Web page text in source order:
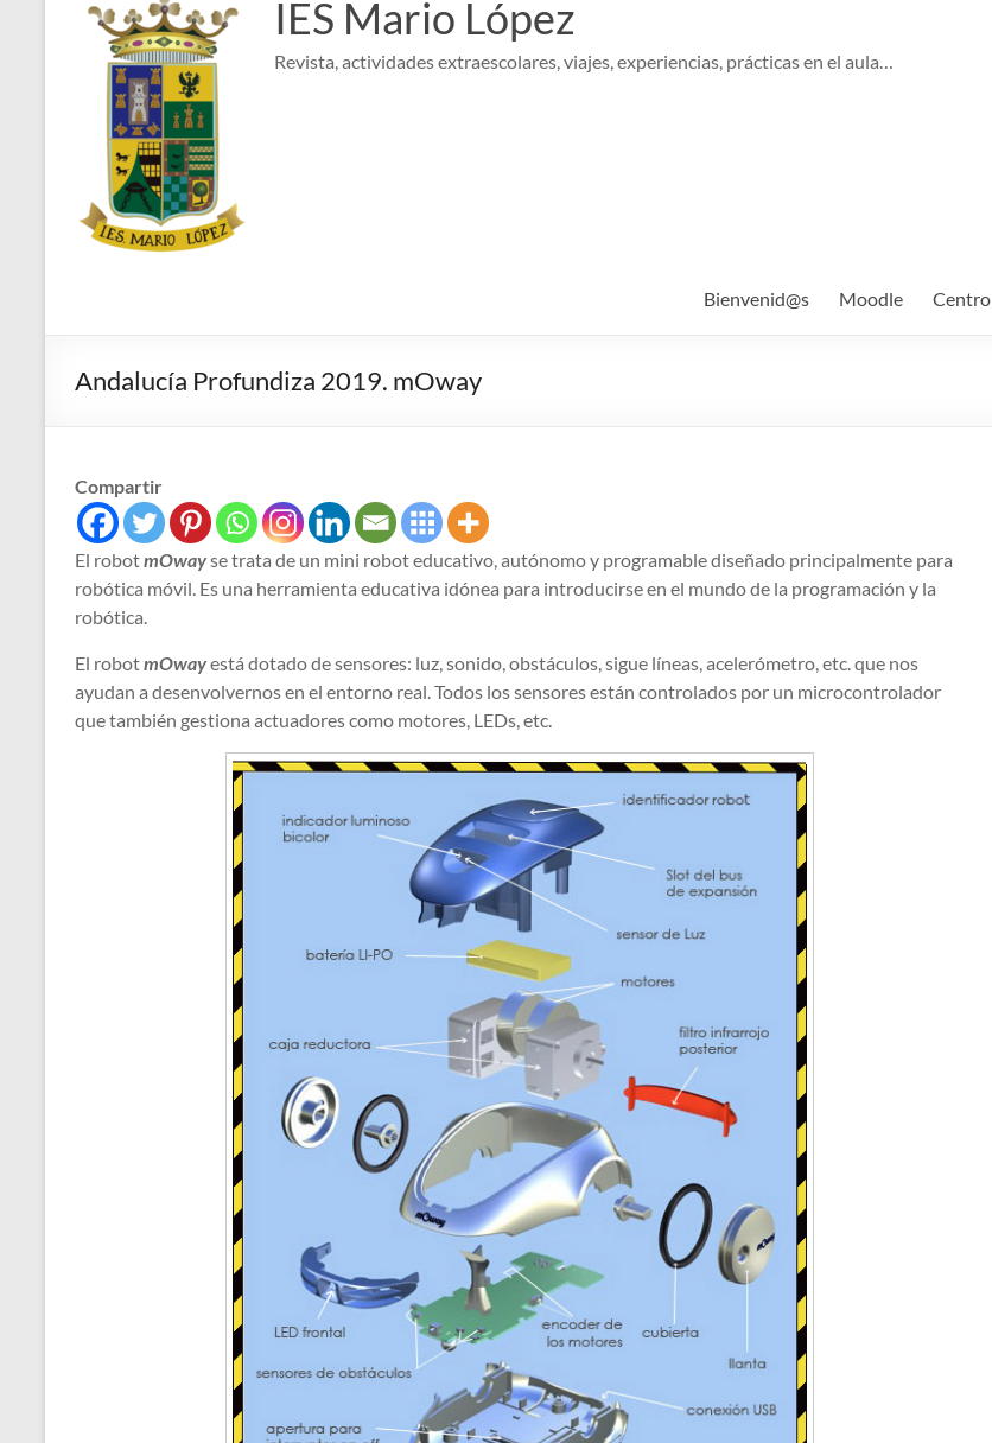
IES Mario López
Revista, actividades extraescolares, viajes, experiencias, prácticas en el aula…
Bienvenid@s Moodle Centro
Andalucía Profundiza 2019. mOway
Compartir
El robotmOwayse trata de un mini robot educativo, autónomo y programable diseñado principalmente para
robótica móvil. Es una herramienta educativa idónea para introducirse en el mundo de la programación y la
robótica.
El robotmOwayestá dotado de sensores: luz, sonido, obstáculos, sigue líneas, acelerómetro, etc. que nos
ayudan a desenvolvernos en el entorno real. Todos los sensores están controlados por un microcontrolador
que también gestiona actuadores como motores, LEDs, etc.